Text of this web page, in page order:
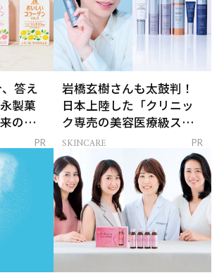
答え
製菓
のキ
PR
岩橋玄樹さんも太鼓判！
日本上陸した「クリニッ
ク専売の美容医療級スキ
ンケア」
SKINCARE PR